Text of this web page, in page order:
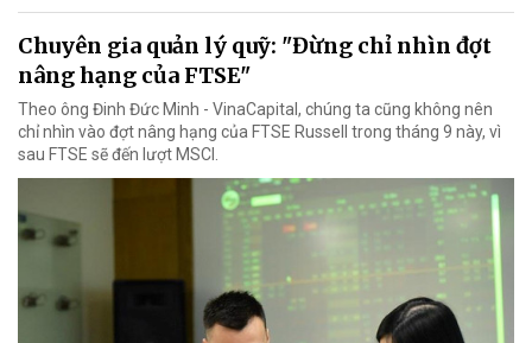
Chuyên gia quản lý quỹ: "Đừng chỉ nhìn đợt
nâng hạng của FTSE"
Theo ông Đinh Đức Minh - VinaCapital, chúng ta cũng không nên
chỉ nhìn vào đợt nâng hạng của FTSE Russell trong tháng 9 này, vì
sau FTSE sẽ đến lượt MSCI.